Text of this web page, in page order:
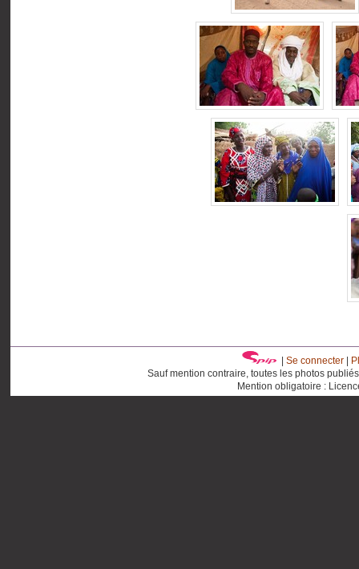
Se connecter|
Sauf mention contraire, toutes les photos
Mention obligatoire :